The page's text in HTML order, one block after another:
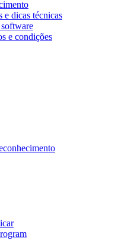
e dicas técnicas
e condições